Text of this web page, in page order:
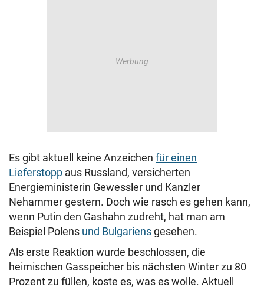
Es gibt aktuell keine Anzeichen für einen
Lieferstopp aus Russland, versicherten
Energieministerin Gewessler und Kanzler
Nehammer gestern. Doch wie rasch es gehen kann,
wenn Putin den Gashahn zudreht, hat man am
Beispiel Polens und Bulgariensgesehen.
Als erste Reaktion wurde beschlossen, die
heimischen Gasspeicher bis nächsten Winter zu 80
Prozent zu füllen, koste es, was es wolle. Aktuell